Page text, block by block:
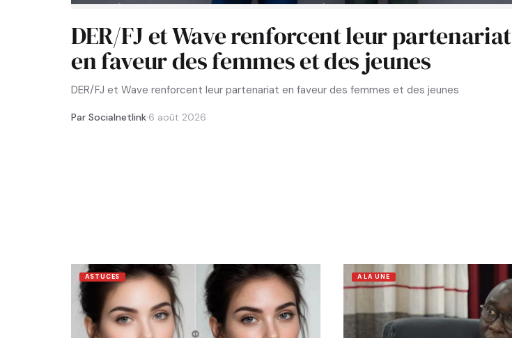
DER/FJ et Wave renforcent leur partenariat
en faveur des femmes et des jeunes
DER/FJ et Wave renforcent leur partenariat en faveur des femmes et des jeunes
Par Socialnetlink·6 août 2026
ASTUCES A LA UNE